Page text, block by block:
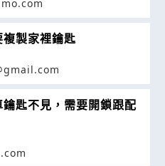
製家裡鑰匙
匙不見，需要開鎖跟配